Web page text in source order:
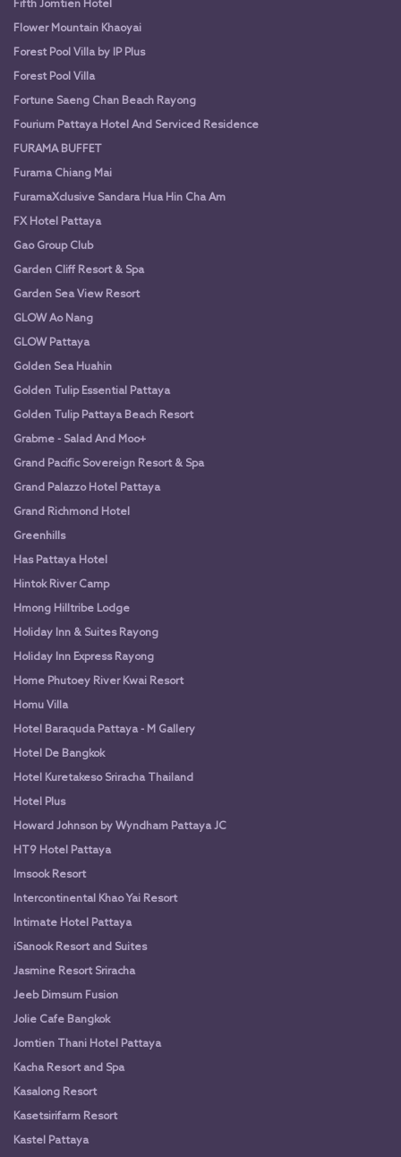
Fifth Jomtien Hotel
Flower Mountain Khaoyai
Forest Pool Villa by IP Plus
Forest Pool Villa
Fortune Saeng Chan Beach Rayong
Fourium Pattaya Hotel And Serviced Residence
FURAMA BUFFET
Furama Chiang Mai
FuramaXclusive Sandara Hua Hin Cha Am
FX Hotel Pattaya
Gao Group Club
Garden Cliff Resort & Spa
Garden Sea View Resort
GLOW Ao Nang
GLOW Pattaya
Golden Sea Huahin
Golden Tulip Essential Pattaya
Golden Tulip Pattaya Beach Resort
Grabme - Salad And Moo+
Grand Pacific Sovereign Resort & Spa
Grand Palazzo Hotel Pattaya
Grand Richmond Hotel
Greenhills
Has Pattaya Hotel
Hintok River Camp
Hmong Hilltribe Lodge
Holiday Inn & Suites Rayong
Holiday Inn Express Rayong
Home Phutoey River Kwai Resort
Homu Villa
Hotel Baraquda Pattaya - M Gallery
Hotel De Bangkok
Hotel Kuretakeso Sriracha Thailand
Hotel Plus
Howard Johnson by Wyndham Pattaya JC
HT9 Hotel Pattaya
Imsook Resort
Intercontinental Khao Yai Resort
Intimate Hotel Pattaya
iSanook Resort and Suites
Jasmine Resort Sriracha
Jeeb Dimsum Fusion
Jolie Cafe Bangkok
Jomtien Thani Hotel Pattaya
Kacha Resort and Spa
Kasalong Resort
Kasetsirifarm Resort
Kastel Pattaya